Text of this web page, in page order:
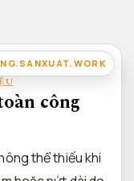
công
thể thiếu khi